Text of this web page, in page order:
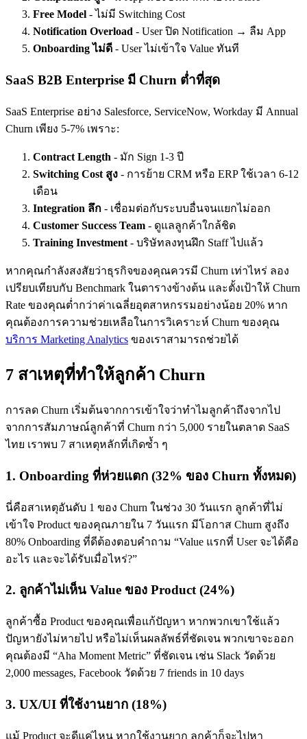
Free Model - ไม่มี Switching Cost
Notification Overload - User ปิด Notification → ลืม App
Onboarding ไม่ดี - User ไม่เข้าใจ Value ทันที
SaaS B2B Enterprise มี Churn ต่ำที่สุด
SaaS Enterprise อย่าง Salesforce, ServiceNow, Workday มี Annual
Churn เพียง 5-7% เพราะ:
Contract Length - มัก Sign 1-3 ปี
Switching Cost สูง - การย้าย CRM หรือ ERP ใช้เวลา 6-12
เดือน
Integration ลึก - เชื่อมต่อกับระบบอื่นจนแยกไม่ออก
Customer Success Team - ดูแลลูกค้าใกล้ชิด
Training Investment - บริษัทลงทุนฝึก Staff ไปแล้ว
หากคุณกำลังสงสัยว่าธุรกิจของคุณควรมี Churn เท่าไหร่ ลอง
เปรียบเทียบกับ Benchmark ในตารางข้างต้น และตั้งเป้าให้ Churn
Rate ของคุณต่ำกว่าค่าเฉลี่ยอุตสาหกรรมอย่างน้อย 20% หาก
คุณต้องการความช่วยเหลือในการวิเคราะห์ Churn ของคุณ
บริการ Marketing Analytics ของเราสามารถช่วยได้
7 สาเหตุที่ทำให้ลูกค้า Churn
การลด Churn เริ่มต้นจากการเข้าใจว่าทำไมลูกค้าถึงจากไป
จากการสัมภาษณ์ลูกค้าที่ Churn กว่า 5,000 รายในตลาด SaaS
ไทย เราพบ 7 สาเหตุหลักที่เกิดซ้ำ ๆ
1. Onboarding ที่ห่วยแตก (32% ของ Churn ทั้งหมด)
นี่คือสาเหตุอันดับ 1 ของ Churn ในช่วง 30 วันแรก ลูกค้าที่ไม่
เข้าใจ Product ของคุณภายใน 7 วันแรก มีโอกาส Churn สูงถึง
80% Onboarding ที่ดีต้องตอบคำถาม “Value แรกที่ User จะได้คือ
อะไร และจะได้รับเมื่อไหร่?”
2. ลูกค้าไม่เห็น Value ของ Product (24%)
ลูกค้าซื้อ Product ของคุณเพื่อแก้ปัญหา หากพวกเขาใช้แล้ว
ปัญหายังไม่หายไป หรือไม่เห็นผลลัพธ์ที่ชัดเจน พวกเขาจะออก
คุณต้องมี “Aha Moment Metric” ที่ชัดเจน เช่น Slack วัดด้วย
2,000 messages, Facebook วัดด้วย 7 friends in 10 days
3. UX/UI ที่ใช้งานยาก (18%)
แม้ Product จะดีแค่ไหน หากใช้งานยาก ลูกค้าก็จะไปหา